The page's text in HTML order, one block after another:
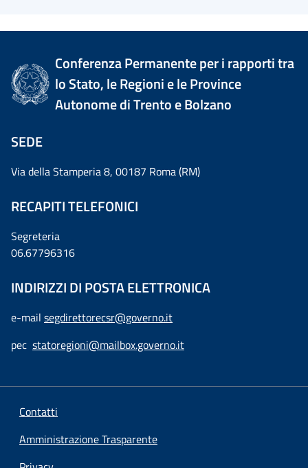
Conferenza Permanente per i rapporti tra
lo Stato, le Regioni e le Province
Autonome di Trento e Bolzano
SEDE
Via della Stamperia 8, 00187 Roma (RM)
RECAPITI TELEFONICI
Segreteria
06.67796316
INDIRIZZI DI POSTA ELETTRONICA
e-mail segdirettorecsr@governo.it
pec statoregioni@mailbox.governo.it
Contatti
Amministrazione Trasparente